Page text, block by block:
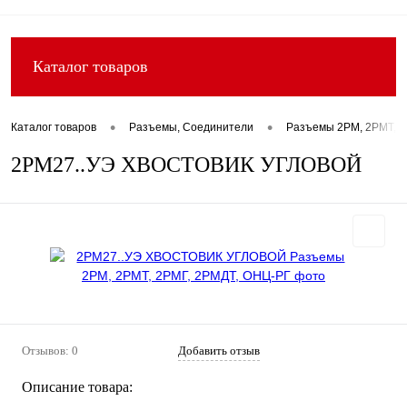
Каталог товаров
Каталог товаров • Разъемы, Соединители • Разъемы 2РМ, 2РМТ,
2РМ27..УЭ ХВОСТОВИК УГЛОВОЙ
Отзывов: 0 Добавить отзыв
Описание товара: